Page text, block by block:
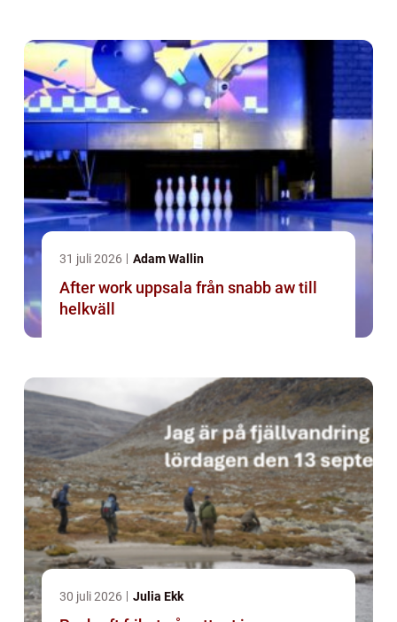
31 juli 2026 Adam Wallin
After work uppsala från snabb aw till
helkväll
30 juli 2026 Julia Ekk